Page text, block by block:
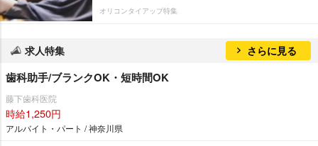
オリコンタイアップ特集
求人特集 さらに見る
歯科助手/ブランクOK・短時間OK
藤下歯科医院
時給1,250円
アルバイト・パート / 神奈川県